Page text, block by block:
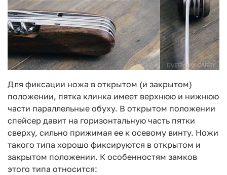
Для фиксации ножа в открытом (и закрытом)
положении, пятка клинка имеет верхнюю и нижнюю
части параллельные обуху. В открытом положении
спейсер давит на горизонтальную часть пятки
сверху, сильно прижимая ее к осевому винту. Ножи
такого типа хорошо фиксируются в открытом и
закрытом положении. К особенностям замков
этого типа относится: